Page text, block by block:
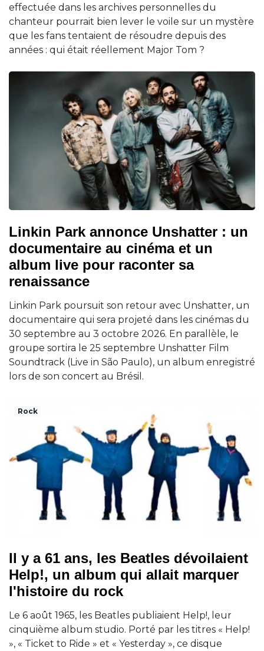
effectuée dans les archives personnelles du
chanteur pourrait bien lever le voile sur un mystère
que les fans tentaient de résoudre depuis des
années : qui était réellement Major Tom ?
Linkin Park annonce Unshatter : un
documentaire au cinéma et un
album live pour raconter sa
renaissance
Linkin Park poursuit son retour avec Unshatter, un
documentaire qui sera projeté dans les cinémas du
30 septembre au 3 octobre 2026. En parallèle, le
groupe sortira le 25 septembre Unshatter Film
Soundtrack (Live in São Paulo), un album enregistré
lors de son concert au Brésil.
Rock
Il y a 61 ans, les Beatles dévoilaient
Help!, un album qui allait marquer
l'histoire du rock
Le 6 août 1965, les Beatles publiaient Help!, leur
cinquième album studio. Porté par les titres « Help!
», « Ticket to Ride » et « Yesterday », ce disque